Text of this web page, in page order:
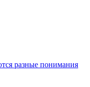
разные понимания